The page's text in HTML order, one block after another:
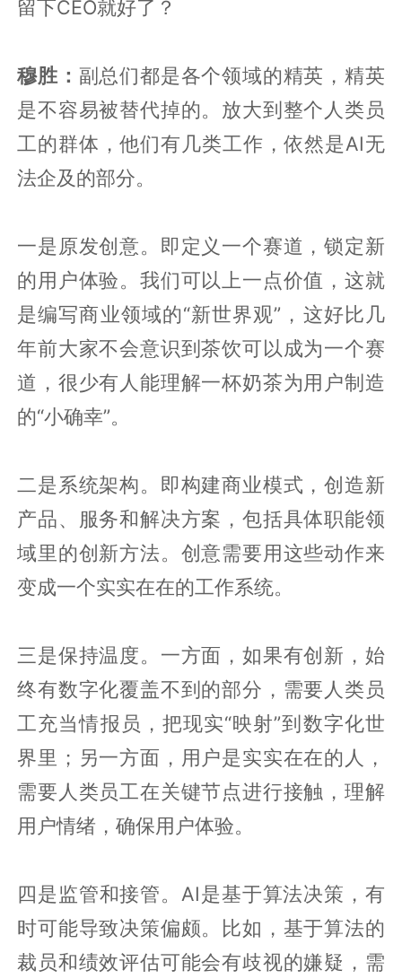
留下CEO就好了？
穆胜： 副总们都是各个领域的精英，精英
是不容易被替代掉的。放大到整个人类员
工的群体，他们有几类工作，依然是AI无
法企及的部分。
一是原发创意。即定义一个赛道，锁定新
的用户体验。我们可以上一点价值，这就
是编写商业领域的“新世界观”，这好比几
年前大家不会意识到茶饮可以成为一个赛
道，很少有人能理解一杯奶茶为用户制造
的“小确幸”。
二是系统架构。即构建商业模式，创造新
产品、服务和解决方案，包括具体职能领
域里的创新方法。创意需要用这些动作来
变成一个实实在在的工作系统。
三是保持温度。一方面，如果有创新，始
终有数字化覆盖不到的部分，需要人类员
工充当情报员，把现实“映射”到数字化世
界里；另一方面，用户是实实在在的人，
需要人类员工在关键节点进行接触，理解
用户情绪，确保用户体验。
四是监管和接管。AI是基于算法决策，有
时可能导致决策偏颇。比如，基于算法的
裁员和绩效评估可能会有歧视的嫌疑，需